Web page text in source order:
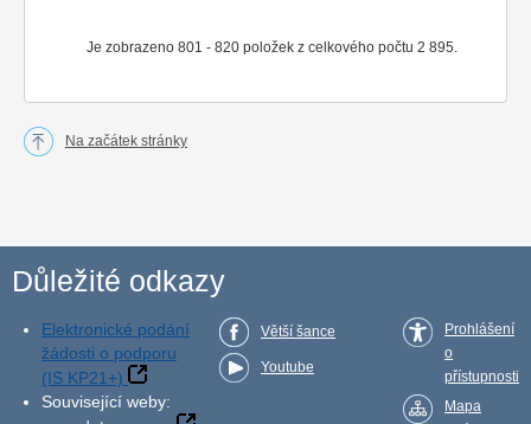
Je zobrazeno 801 - 820 položek z celkového počtu 2 895.
Na začátek stránky
Důležité odkazy
Elektronické podání
žádosti o podporu
(IS KP21+)
Související weby:
Větší šance
Youtube
Prohlášení
o
přístupnosti
Mapa